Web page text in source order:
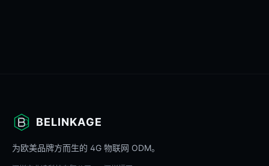
BELINKAGE
为欧美品牌方而生的 4G 物联网 ODM。